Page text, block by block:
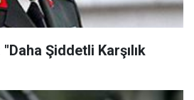
Şiddetli Karşılık